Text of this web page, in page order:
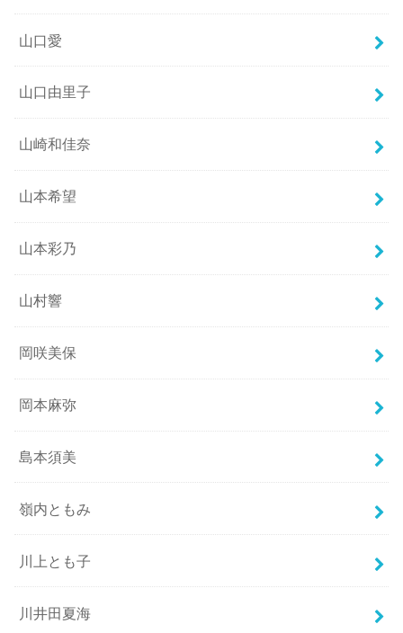
山口愛
山口由里子
山崎和佳奈
山本希望
山本彩乃
山村響
岡咲美保
岡本麻弥
島本須美
嶺内ともみ
川上とも子
川井田夏海